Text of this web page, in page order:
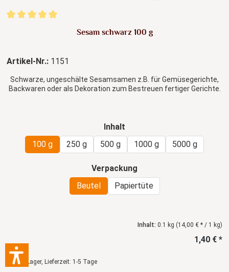
Durchschnittliche Bewertung von 5 von 5 Sternen
Sesam schwarz 100 g
Artikel-Nr.: 1151
Schwarze, ungeschälte Sesamsamen z.B. für Gemüsegerichte,
Backwaren oder als Dekoration zum Bestreuen fertiger Gerichte.
Inhalt
100 g
250 g 500 g 1000 g 5000 g
Verpackung
Beutel
Papiertüte
Inhalt: 0.1 kg (14,00 € * / 1 kg)
1,40 € *
auf Lager, Lieferzeit: 1-5 Tage